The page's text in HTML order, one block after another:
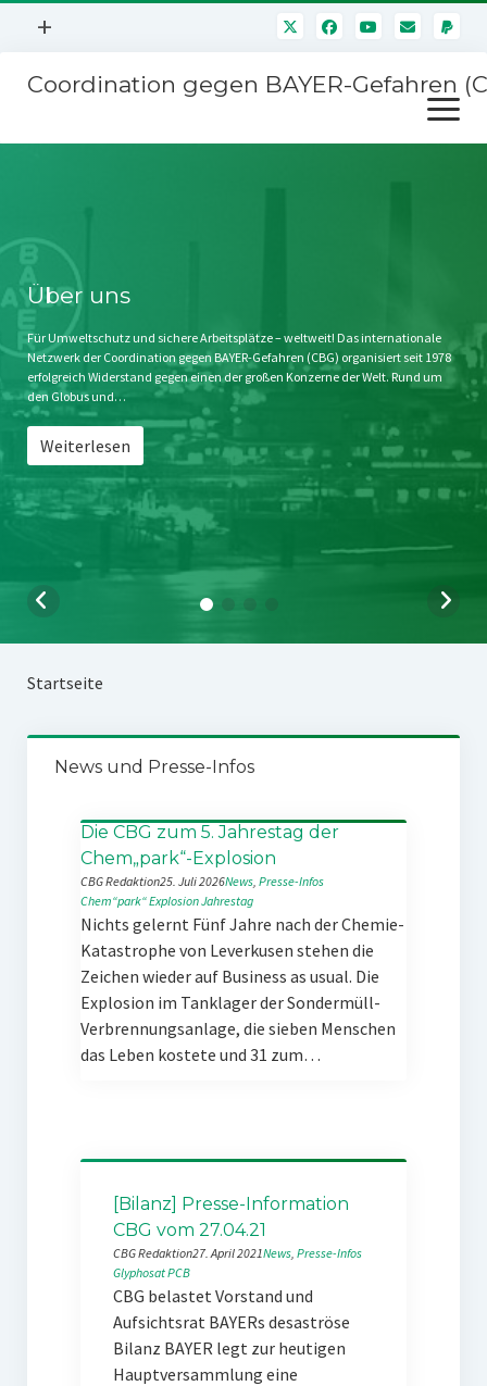
Menü
+
Mitmachen
Kontakt
Impressum
Störfälle
Coordination gegen BAYER-Gefahren
Menü
öffnen
Stichwort BAYER
Jahrestagung
SPENDEN
Über uns
Für Umweltschutz und sichere Arbeitsplätze – weltweit! Das internationale
Netzwerk der Coordination gegen BAYER-Gefahren (CBG) organisiert seit 1978
erfolgreich Widerstand gegen einen der großen Konzerne der Welt. Rund um
den Globus und…
Weiterlesen
Startseite
News und Presse-Infos
Die CBG zum 5. Jahrestag der
Chem„park“-Explosion
CBG Redaktion25. Juli 2026News, Presse-Infos
Chem“park“ExplosionJahrestag
Nichts gelernt Fünf Jahre nach der Chemie-
Katastrophe von Leverkusen stehen die
Zeichen wieder auf Business as usual. Die
Explosion im Tanklager der Sondermüll-
Verbrennungsanlage, die sieben Menschen
das Leben kostete und 31 zum…
[Bilanz] Presse-Information
CBG vom 27.04.21
CBG Redaktion27. April 2021News, Presse-Infos
GlyphosatPCB
CBG belastet Vorstand und
Aufsichtsrat BAYERs desaströse
Bilanz BAYER legt zur heutigen
Hauptversammlung eine